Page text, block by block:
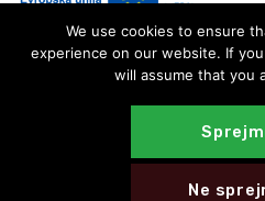
We use cookies to ensure
experience on our website. If
will assume that you
Ne